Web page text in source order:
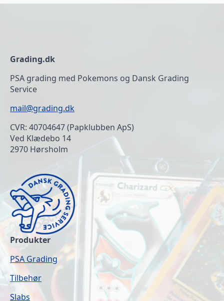
Grading.dk
PSA grading med Pokemons og Dansk Grading
Service
mail@grading.dk
CVR: 40704647 (Papklubben ApS)
Ved Klædebo 14
2970 Hørsholm
Produkter
PSA Grading
Tilbehør
Slabs